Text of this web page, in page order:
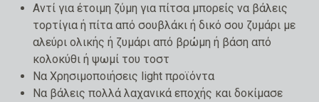
Αντί για έτοιμη ζύμη για πίτσα μπορείς να βάλεις
τορτίγια ή πίτα από σουβλάκι ή δικό σου ζυμάρι με
αλεύρι ολικής ή ζυμάρι από βρώμη ή βάση από
κολοκύθι ή ψωμί του τοστ
Να Χρησιμοποιήσεις light προϊόντα
Να βάλεις πολλά λαχανικά εποχής και δοκίμασε